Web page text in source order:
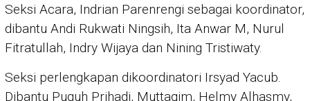
Seksi Acara, Indrian Parenrengi sebagai koordinator,
dibantu Andi Rukwati Ningsih, Ita Anwar M, Nurul
Fitratullah, Indry Wijaya dan Nining Tristiwaty.
Seksi perlengkapan dikoordinatori Irsyad Yacub.
Dibantu Puguh Prihadi, Muttaqim, Helmy Alhasmy,